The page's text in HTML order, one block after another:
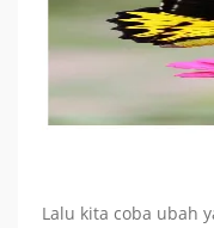
Lalu kita coba ubah